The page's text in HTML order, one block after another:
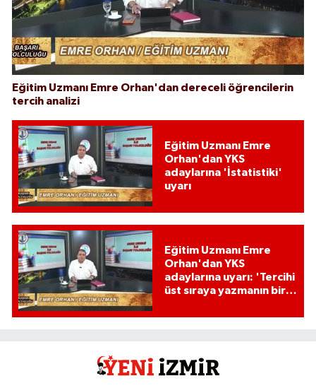
Eğitim Uzmanı Emre Orhan'dan dereceli öğrencilerin
tercih analizi
Eğitim Uzmanı Emre
Orhan'dan YKS
adaylarına 'İstatistiki'
uyarı
Eğitim Uzmanı Emre
Orhan'dan YKS
adaylarına uyarı: 'Tercihi
üst sıraya yazmanın bir